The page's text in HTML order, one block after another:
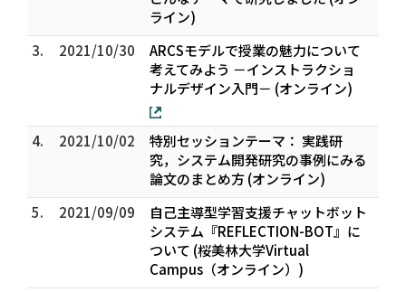
ライン)
3.
2021/10/30
ARCSモデルで授業の魅力について
考えてみよう －インストラクショ
ナルデザイン入門－ (オンライン)
4. 2021/10/02
特別セッションテーマ： 実践研
究，システム開発研究の事例にみる
論文のまとめ方 (オンライン)
5.
2021/09/09
自己主導型学習支援チャットボット
システム『REFLECTION-BOT』に
ついて (桜美林大学Virtual
Campus（オンライン）)